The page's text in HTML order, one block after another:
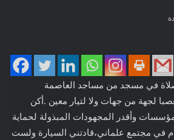
في مسجد من مساجد العاصمة
لجهة من جهات ولا لتيار معين .أكن
وأقدر المجهودات المبذولة لحماية
في مجتمع علماني،قادتني السيارة ولست